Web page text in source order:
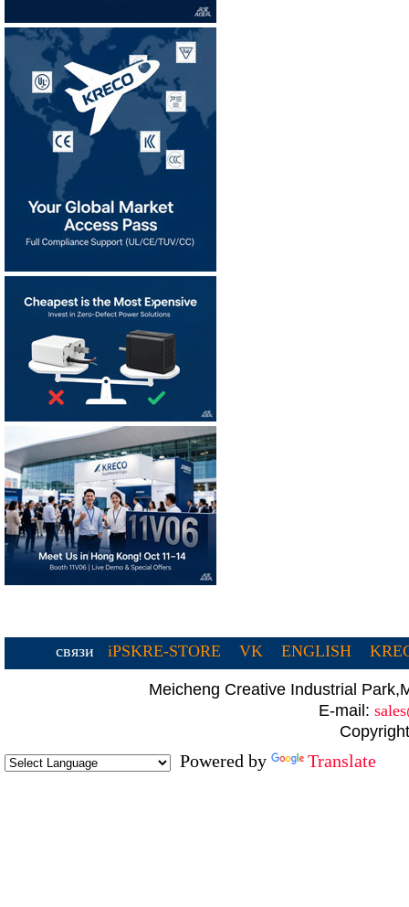
связи iPSKRE-STORE VK ENGLISH
Meicheng Creative Industrial
E-mail:
Powered by Translate